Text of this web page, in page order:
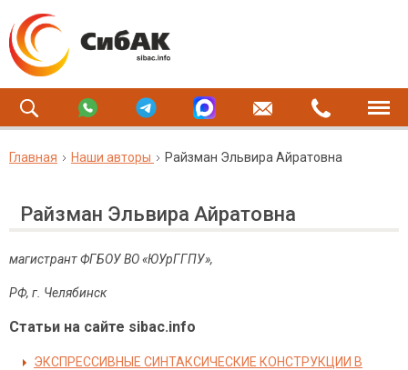
Главная Наши авторы Райзман Эльвира Айратовна
Райзман Эльвира Айратовна
магистрант ФГБОУ ВО «ЮУрГГПУ»,
РФ, г. Челябинск
Статьи на сайте sibac.info
ЭКСПРЕССИВНЫЕ СИНТАКСИЧЕСКИЕ КОНСТРУКЦИИ В